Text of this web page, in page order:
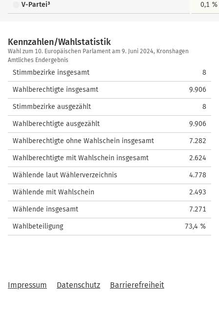
V-Partei³ 0,1 %
Kennzahlen/Wahlstatistik
Kennzahlen/Wahlstatistik
Wahl zum 10. Europäischen Parlament am 9. Juni 2024, Kronshagen
Amtliches Endergebnis
Stimmbezirke insgesamt 8
Wahlberechtigte insgesamt 9.906
Stimmbezirke ausgezählt 8
Wahlberechtigte ausgezählt 9.906
Wahlberechtigte ohne Wahlschein insgesamt 7.282
Wahlberechtigte mit Wahlschein insgesamt 2.624
Wählende laut Wählerverzeichnis 4.778
Wählende mit Wahlschein 2.493
Wählende insgesamt 7.271
Wahlbeteiligung 73,4 %
Impressum Datenschutz Barrierefreiheit